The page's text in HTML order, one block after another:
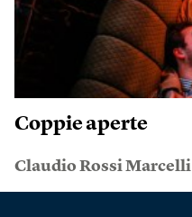
Coppie aperte
Claudio Rossi Marcelli